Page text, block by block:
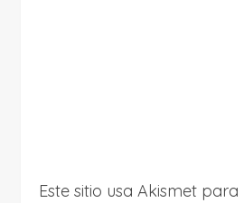
Este sitio usa Akismet